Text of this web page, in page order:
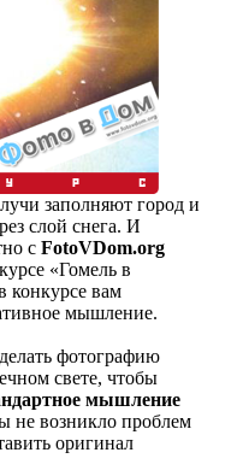
заполняют город и
слой снега. И
с FotoVDom.org
«Гомель в
конкурсе вам
мышление.
фотографию
свете, чтобы
мышление
не возникло проблем
оригинал